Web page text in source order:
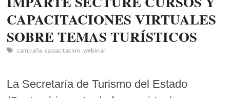
CAPACITACIONES VIRTUALES
SOBRE TEMAS TURÍSTICOS
campaña capacitacion webinar
La Secretaría de Turismo del Estado